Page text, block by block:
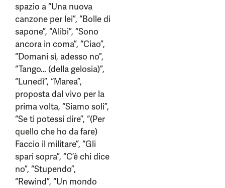
spazio a “Una nuova
canzone per lei”, “Bolle di
sapone”, “Alibi”, “Sono
ancora in coma”, “Ciao”,
“Domani sì, adesso no”,
“Tango… (della gelosia)”,
“Lunedì”, “Marea”,
proposta dal vivo per la
prima volta, “Siamo soli”,
“Se ti potessi dire”, “(Per
quello che ho da fare)
Faccio il militare”, “Gli
spari sopra”, “C’è chi dice
no”, “Stupendo”,
“Rewind”, “Un mondo